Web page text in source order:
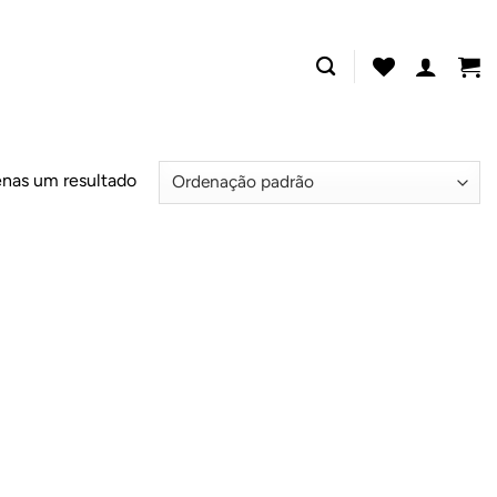
um resultado